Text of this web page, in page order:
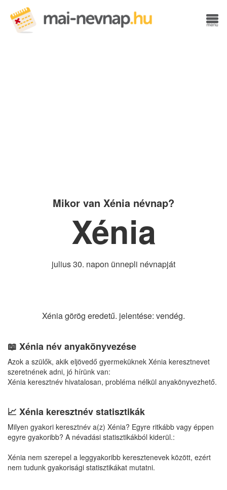
Mikor van Xénia névnap?
Xénia
julius 30. napon ünnepli névnapját
Xénia görög eredetű. jelentése: vendég.
📖 Xénia név anyakönyvezése
Azok a szülők, akik eljövedő gyermeküknek Xénia keresztnevet
szeretnének adni, jó hírünk van:
Xénia keresztnév hivatalosan, probléma nélkül anyakönyvezhető.
📈 Xénia keresztnév statisztikák
Milyen gyakori keresztnév a(z) Xénia? Egyre ritkább vagy éppen
egyre gyakoribb? A névadási statisztikákból kiderül.:
Xénia nem szerepel a leggyakoribb keresztenevek között, ezért
nem tudunk gyakorisági statisztikákat mutatni.